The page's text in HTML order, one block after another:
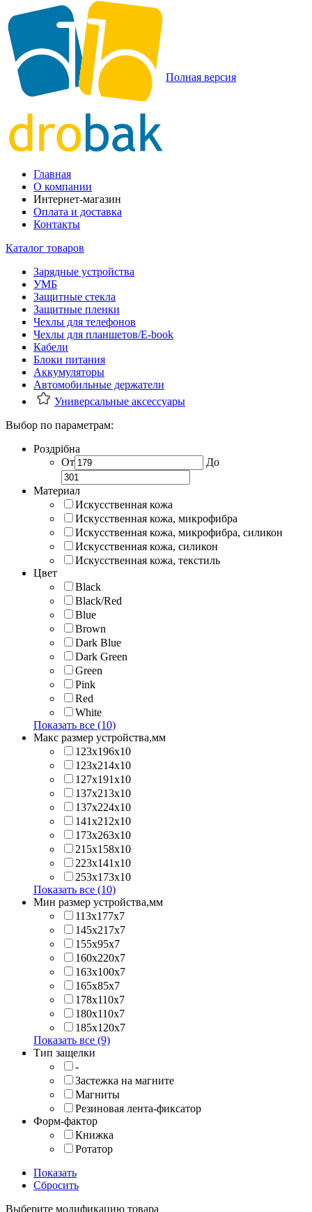
Полная версия
Главная
О компании
Интернет-магазин
Оплата и доставка
Контакты
Каталог товаров
Зарядные устройства
УМБ
Защитные стекла
Защитные пленки
Чехлы для телефонов
Чехлы для планшетов/E-book
Кабели
Блоки питания
Аккумуляторы
Автомобильные держатели
Универсальные аксессуары
Выбор по параметрам:
Роздрібна
От
До
Материал
Искусственная кожа
Искусственная кожа, микрофибра
Искусственная кожа, микрофибра, силикон
Искусственная кожа, силикон
Искусственная кожа, текстиль
Цвет
Black
Black/Red
Blue
Brown
Dark Blue
Dark Green
Green
Pink
Red
White
Показать все (10)
Макс размер устройства,мм
123х196х10
123х214x10
127х191х10
137х213х10
137х224x10
141х212х10
173х263x10
215х158x10
223х141x10
253х173x10
Показать все (10)
Мин размер устройства,мм
113x177x7
145x217x7
155x95x7
160x220x7
163x100x7
165x85x7
178x110x7
180x110x7
185x120x7
Показать все (9)
Тип защелки
-
Застежка на магните
Магниты
Резиновая лента-фиксатор
Форм-фактор
Книжка
Ротатор
Показать
Сбросить
Выберите модификацию товара